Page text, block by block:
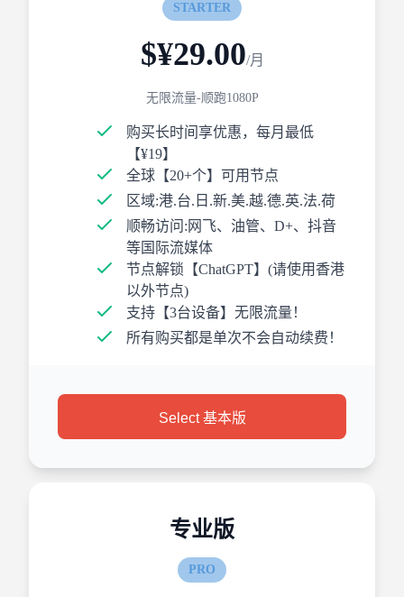
STARTER
$¥29.00/月
无限流量-顺跑1080P
购买长时间享优惠，每月最低
【¥19】
全球【20+个】可用节点
区域:港.台.日.新.美.越.德.英.法.荷
顺畅访问:网飞、油管、D+、抖音
等国际流媒体
节点解锁【ChatGPT】(请使用香港
以外节点)
支持【3台设备】无限流量！
所有购买都是单次不会自动续费！
Select 基本版
专业版
PRO